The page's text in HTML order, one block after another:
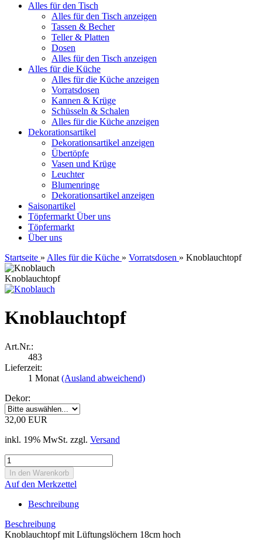
Alles für den Tisch
Alles für den Tisch anzeigen
Tassen & Becher
Teller & Platten
Dosen
Alles für den Tisch anzeigen
Alles für die Küche
Alles für die Küche anzeigen
Vorratsdosen
Kannen & Krüge
Schüsseln & Schalen
Alles für die Küche anzeigen
Dekorationsartikel
Dekorationsartikel anzeigen
Übertöpfe
Vasen und Krüge
Leuchter
Blumenringe
Dekorationsartikel anzeigen
Saisonartikel
Töpfermarkt Über uns
Töpfermarkt
Über uns
Startseite » Alles für die Küche » Vorratsdosen » Knoblauchtopf
Knoblauchtopf
Knoblauchtopf
Art.Nr.:
483
Lieferzeit:
1 Monat (Ausland abweichend)
Dekor:
32,00 EUR
inkl. 19% MwSt. zzgl. Versand
Auf den Merkzettel
Beschreibung
Beschreibung
Knoblauchtopf mit Lüftungslöchern 18cm hoch